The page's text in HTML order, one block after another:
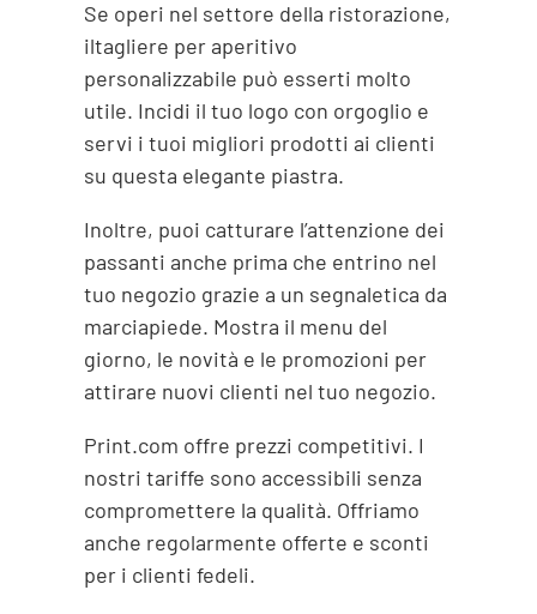
Se operi nel settore della ristorazione,
iltagliere per aperitivo
personalizzabile può esserti molto
utile. Incidi il tuo logo con orgoglio e
servi i tuoi migliori prodotti ai clienti
su questa elegante piastra.
Inoltre, puoi catturare l’attenzione dei
passanti anche prima che entrino nel
tuo negozio grazie a un segnaletica da
marciapiede. Mostra il menu del
giorno, le novità e le promozioni per
attirare nuovi clienti nel tuo negozio.
Print.com offre prezzi competitivi. I
nostri tariffe sono accessibili senza
compromettere la qualità. Offriamo
anche regolarmente offerte e sconti
per i clienti fedeli.